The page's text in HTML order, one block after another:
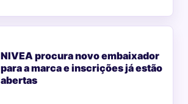
NIVEA procura novo embaixador
para a marca e inscrições já estão
abertas